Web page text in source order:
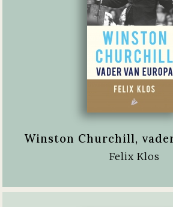
Winston Churchill,
Felix Klos